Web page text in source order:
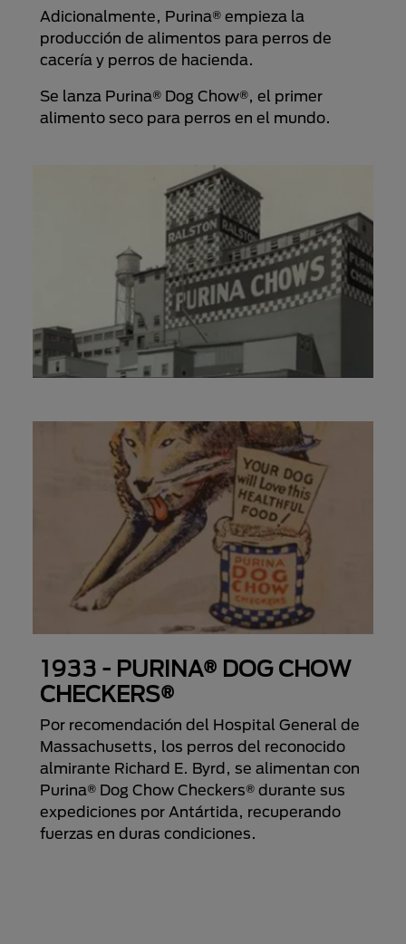
Adicionalmente, Purina® empieza la
producción de alimentos para perros de
cacería y perros de hacienda.
Se lanza Purina® Dog Chow®, el primer
alimento seco para perros en el mundo.
1933 - PURINA® DOG CHOW
CHECKERS®
Por recomendación del Hospital General de
Massachusetts, los perros del reconocido
almirante Richard E. Byrd, se alimentan con
Purina® Dog Chow Checkers® durante sus
expediciones por Antártida, recuperando
fuerzas en duras condiciones.